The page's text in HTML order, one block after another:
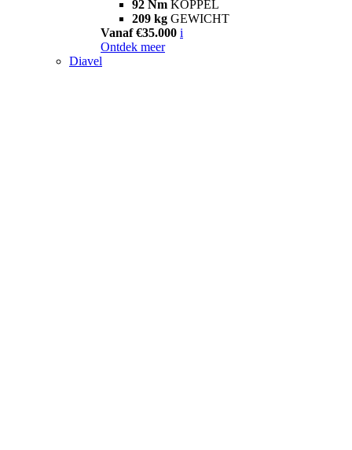
92 Nm KOPPEL
209 kg GEWICHT
Vanaf €35.000 i
Ontdek meer
Diavel